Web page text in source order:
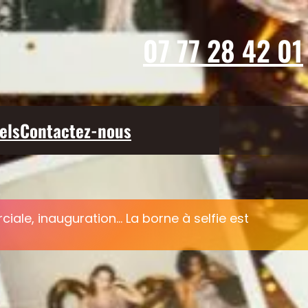
07 77 28 42 01
Contactez-nous
inauguration… La borne à selfie est